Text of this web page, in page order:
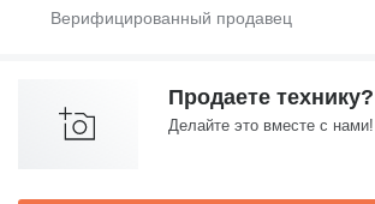
Продаете технику?
Делайте это вместе с нами!